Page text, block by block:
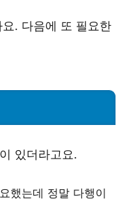
. 다음에 또 필요한
있더라고요.
했는데 정말 다행이